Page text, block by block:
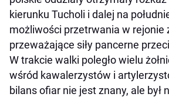
kierunku Tucholi i dalej na
możliwości przetrwania w rejonie
przeważające siły pancerne
W trakcie walki poległo wielu
wśród kawalerzystów i
bilans ofiar nie jest znany, ale był